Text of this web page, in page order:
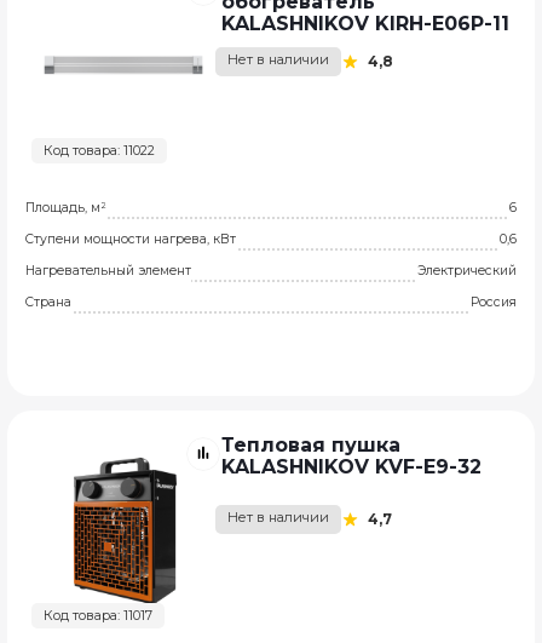
Код товара: 11022
KALASHNIKOV KIRH-E06P-11
Нет в наличии 4,8
Площадь, м²
6
Ступени мощности нагрева, кВт
0,6
Нагревательный элемент
Электрический
Страна
Россия
Код товара: 11017
Тепловая пушка
KALASHNIKOV KVF-E9-32
Нет в наличии 4,7